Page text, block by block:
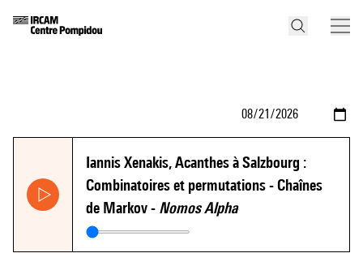
Iannis Xenakis, Acanthes à Salzbourg :
Combinatoires et permutations - Chaînes
de Markov - Nomos Alpha